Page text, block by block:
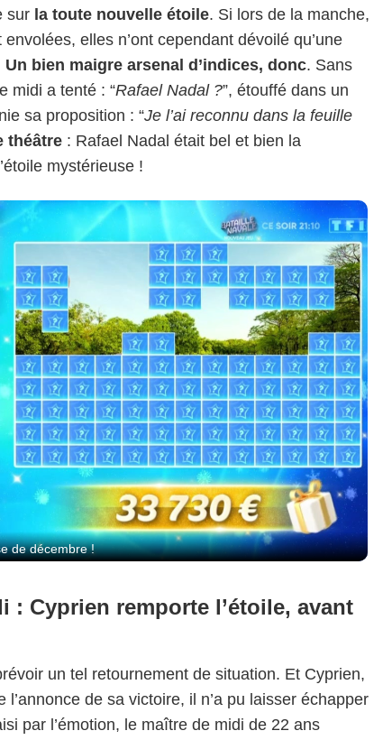
sur la toute nouvelle étoile. Si lors de la manche,
elles n’ont cependant dévoilé qu’une
Un bien maigre arsenal d’indices, donc. Sans
midi a tenté : “Rafael Nadal ?”, étouffé dans un
sa proposition : “Je l’ai reconnu dans la feuille
théâtre : Rafael Nadal était bel et bien la
mystérieuse !
de décembre !
: Cyprien remporte l’étoile, avant
un tel retournement de situation. Et Cyprien,
l’annonce de sa victoire, il n’a pu laisser échapper
par l’émotion, le maître de midi de 22 ans